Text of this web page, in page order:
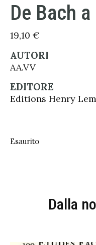
De Bach
19,10 €
AUTORI
AA.VV
EDITORE
Editions Henry
Esaurito
Dalla